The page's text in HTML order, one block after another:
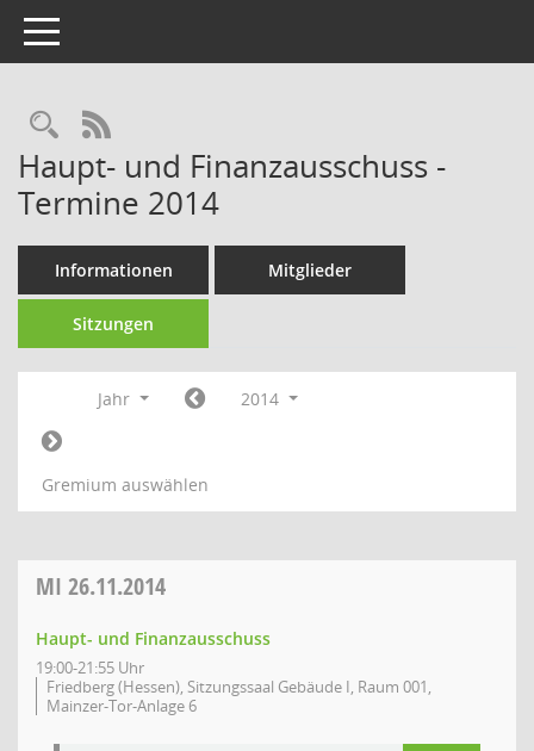
Toggle navigation
Rechercheauswahl
RSS-Feed
Haupt- und Finanzausschuss -
Termine 2014
Informationen Mitglieder
Sitzungen
Jahr 2014
Gremium auswählen
MI 26.11.2014
Haupt- und Finanzausschuss
19:00-21:55 Uhr
Friedberg (Hessen), Sitzungssaal Gebäude I, Raum 001,
Mainzer-Tor-Anlage 6